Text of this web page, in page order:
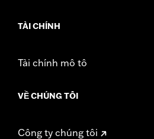
TÀI CHÍNH
Tài chính mô tô
VỀ CHÚNG TÔI
Công ty chúng tôi